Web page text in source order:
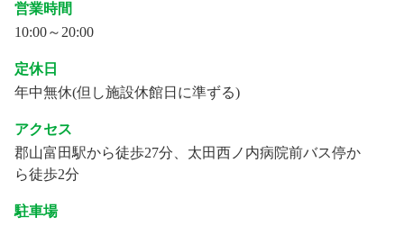
営業時間
10:00～20:00
定休日
年中無休(但し施設休館日に準ずる)
アクセス
郡山富田駅から徒歩27分、太田西ノ内病院前バス停か
ら徒歩2分
駐車場